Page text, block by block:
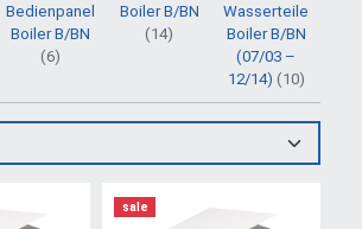
Bedienpanel
Boiler B/BN
(6)
Boiler B/BN
(14)
Wasserteile
Boiler B/BN
(07/03 –
12/14) (10)
sale